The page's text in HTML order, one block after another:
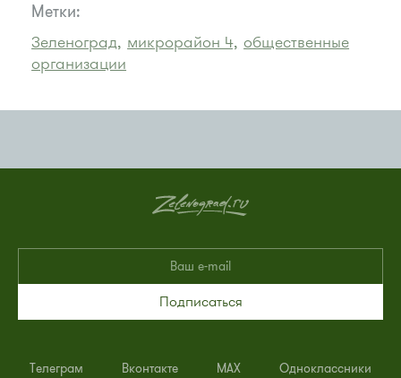
Метки:
Зеленоград, микрорайон 4, общественные
организации
Подписаться
Телеграм Вконтакте MAX Одноклассники